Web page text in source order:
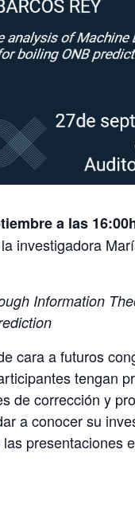
a las
investigadora
Information
cara a futuros
tengan
de corrección y
a conocer su
presentaciones